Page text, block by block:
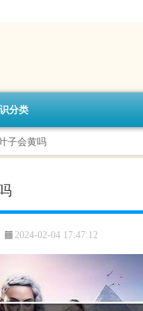
分类
子会黄吗
2024-02-04 17:47:12